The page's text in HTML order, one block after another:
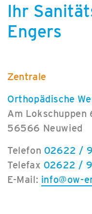
Ihr
Engers
Zentrale
Orthopädische
Am Lokschuppen
56566 Neuwied
Telefon 02622 /
Telefax 02622 /
E-Mail: info@ow-